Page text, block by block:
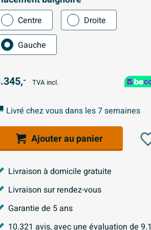
Centre
Droite
Gauche
- TVA incl.
Livré chez vous dans les 7 semaines
Ajouter au panier
Livraison à domicile gratuite
Livraison sur rendez-vous
Garantie de 5 ans
10.321 avis, avec une évaluation de 9.1